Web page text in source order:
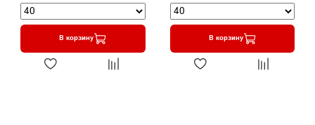
В корзину В корзину